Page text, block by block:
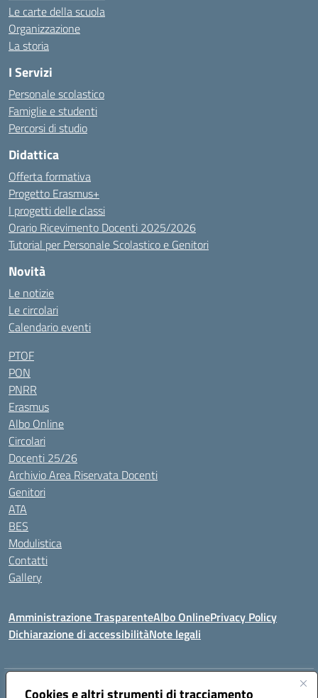
Cookies e altri strumenti di tracciamento
Le carte della scuola
Organizzazione
La storia
I Servizi
Personale scolastico
Famiglie e studenti
Percorsi di studio
Didattica
Offerta formativa
Progetto Erasmus+
I progetti delle classi
Orario Ricevimento Docenti 2025/2026
Tutorial per Personale Scolastico e Genitori
Novità
Le notizie
Le circolari
Calendario eventi
PTOF
PON
PNRR
Erasmus
Albo Online
Circolari
Docenti 25/26
Archivio Area Riservata Docenti
Genitori
ATA
BES
Modulistica
Contatti
Gallery
Amministrazione TrasparenteAlbo OnlinePrivacy Policy
Dichiarazione di accessibilitàNote legali
Indirizzo:Via Coniugi Crigna – Cap. 89861 – Tropea (VV)